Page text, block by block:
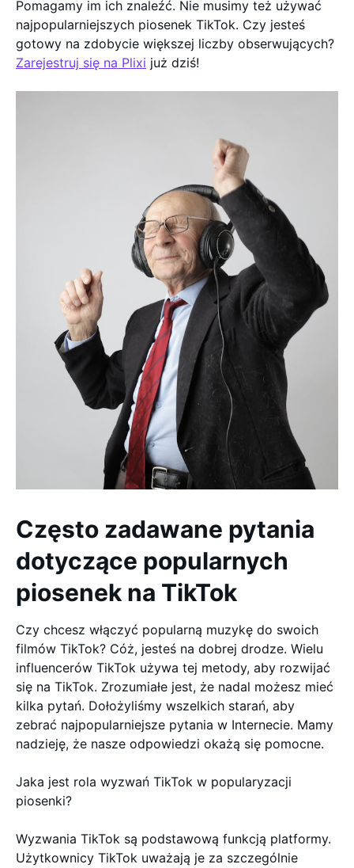
Pomagamy im ich znaleźć. Nie musimy też używać
najpopularniejszych piosenek TikTok. Czy jesteś
gotowy na zdobycie większej liczby obserwujących?
Zarejestruj się na Plixi już dziś!
Często zadawane pytania
dotyczące popularnych
piosenek na TikTok
Czy chcesz włączyć popularną muzykę do swoich
filmów TikTok? Cóż, jesteś na dobrej drodze. Wielu
influencerów TikTok używa tej metody, aby rozwijać
się na TikTok. Zrozumiałe jest, że nadal możesz mieć
kilka pytań. Dołożyliśmy wszelkich starań, aby
zebrać najpopularniejsze pytania w Internecie. Mamy
nadzieję, że nasze odpowiedzi okażą się pomocne.
Jaka jest rola wyzwań TikTok w popularyzacji
piosenki?
Wyzwania TikTok są podstawową funkcją platformy.
Użytkownicy TikTok uważają je za szczególnie